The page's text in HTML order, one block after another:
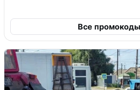
Все промокоды